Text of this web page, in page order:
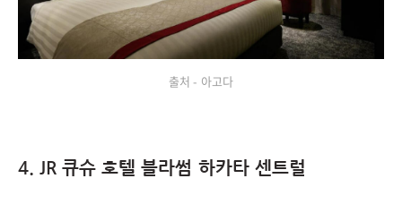
출처 - 아고다
4. JR 큐슈 호텔 블라썸 하카타 센트럴